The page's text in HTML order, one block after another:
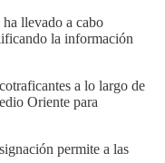
ha llevado a cabo
la información
a lo largo de
Oriente para
permite a las